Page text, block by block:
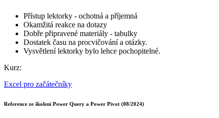
Přístup lektorky - ochotná a příjemná
Okamžitá reakce na dotazy
Dobře připravené materiály - tabulky
Dostatek času na procvičování a otázky.
Vysvětlení lektorky bylo lehce pochopitelné.
Kurz:
Excel pro začátečníky
Reference ze školení Power Query a Power Pivot (08/2024)